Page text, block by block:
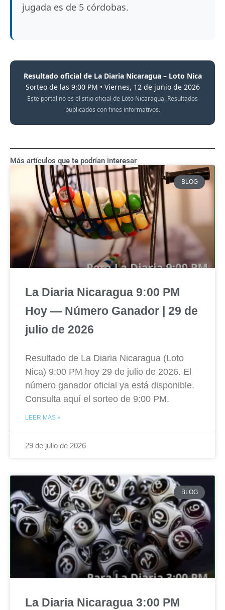
jugada es de 5 córdobas.
Resultado oficial de La Diaria Nicaragua – Loto Nica
Sorteo de las 9:00 PM • Viernes, 12 de junio de 2026
Este portal no es el sitio oficial de Loto Nicaragua. Resultados
publicados con fines informativos.
Más artículos que te podrían interesar
BLOG
La Diaria Nicaragua 9:00 PM
Hoy — Número Ganador | 29 de
julio de 2026
Resultado de La Diaria Nicaragua (Loto
Nica) 9:00 PM hoy 29 de julio de 2026. El
número ganador oficial ya está disponible.
Consulta aquí el sorteo de 9:00 PM.
LEER MÁS »
29 de julio de 2026
BLOG
La Diaria Nicaragua 3:00 PM